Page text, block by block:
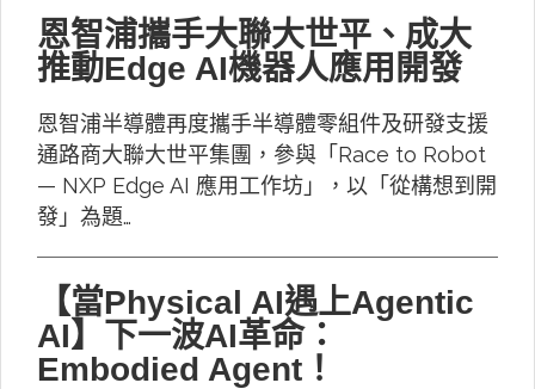
恩智浦攜手大聯大世平、成大
推動Edge AI機器人應用開發
恩智浦半導體再度攜手半導體零組件及研發支援
通路商大聯大世平集團，參與「Race to Robot
— NXP Edge AI 應用工作坊」，以「從構想到開
發」為題…
【當Physical AI遇上Agentic
AI】下一波AI革命：
Embodied Agent！